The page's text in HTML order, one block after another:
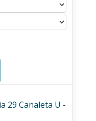
29 Canaleta U -